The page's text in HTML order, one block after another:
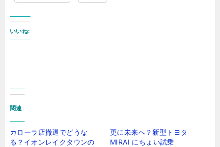
いいね:
関連
カローラ店撤退でどうな
る？イオンレイクタウンの
更に未来へ？新型トヨタ
MIRAI にちょい試乗